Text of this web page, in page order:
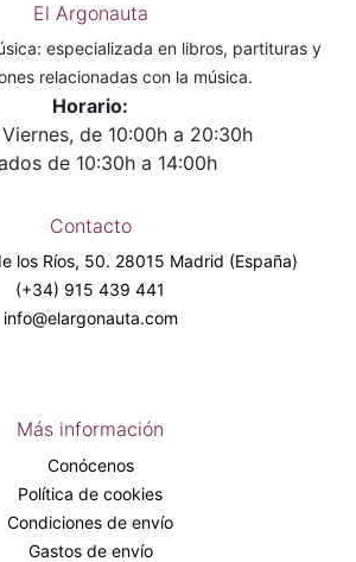
El Argonauta
especializada en libros, partituras y
relacionadas con la música.
Horario:
de 10:00h a 20:30h
de 10:30h a 14:00h
Contacto
los Ríos, 50. 28015 Madrid (España)
(+34) 915 439 441
info@elargonauta.com
Más información
Conócenos
Política de cookies
Condiciones de envío
Gastos de envío